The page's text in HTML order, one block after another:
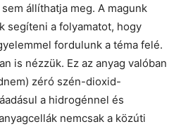
állíthatja meg. A magunk
segíteni a folyamatot, hogy
fordulunk a téma felé.
is nézzük. Ez az anyag valóban
zéró szén-dioxid-
a hidrogénnel és
nemcsak a közúti